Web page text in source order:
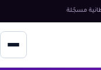
مسجّلة